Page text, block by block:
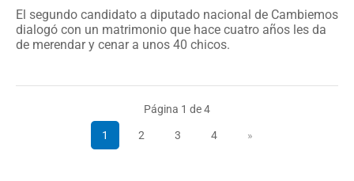
El segundo candidato a diputado nacional de Cambiemos
dialogó con un matrimonio que hace cuatro años les da
de merendar y cenar a unos 40 chicos.
Página 1 de 4
1 2 3 4 »